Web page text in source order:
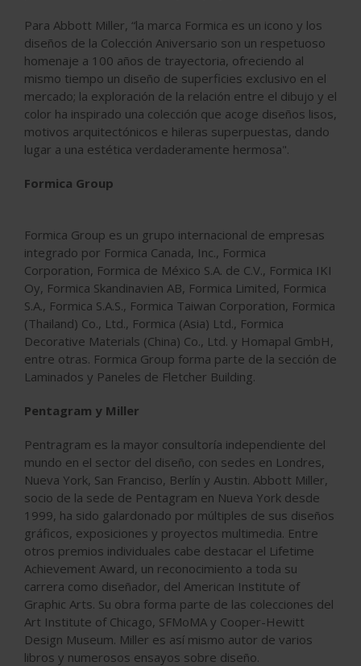
Para Abbott Miller, “la marca Formica es un icono y los
diseños de la Colección Aniversario son un respetuoso
homenaje a 100 años de trayectoria, ofreciendo al
mismo tiempo un diseño de superficies exclusivo en el
mercado; la exploración de la relación entre el dibujo y el
color ha inspirado una colección que acoge diseños lisos,
motivos arquitectónicos e hileras superpuestas, dando
lugar a una estética verdaderamente hermosa".
Formica Group
Formica Group es un grupo internacional de empresas
integrado por Formica Canada, Inc., Formica
Corporation, Formica de México S.A. de C.V., Formica IKI
Oy, Formica Skandinavien AB, Formica Limited, Formica
S.A., Formica S.A.S., Formica Taiwan Corporation, Formica
(Thailand) Co., Ltd., Formica (Asia) Ltd., Formica
Decorative Materials (China) Co., Ltd. y Homapal GmbH,
entre otras. Formica Group forma parte de la sección de
Laminados y Paneles de Fletcher Building.
Pentagram y Miller
Pentragram es la mayor consultoría independiente del
mundo en el sector del diseño, con sedes en Londres,
Nueva York, San Franciso, Berlín y Austin. Abbott Miller,
socio de la sede de Pentagram en Nueva York desde
1999, ha sido galardonado por múltiples de sus diseños
gráficos, exposiciones y proyectos multimedia. Entre
otros premios individuales cabe destacar el Lifetime
Achievement Award, un reconocimiento a toda su
carrera como diseñador, del American Institute of
Graphic Arts. Su obra forma parte de las colecciones del
Art Institute of Chicago, SFMoMA y Cooper-Hewitt
Design Museum. Miller es así mismo autor de varios
libros y numerosos ensayos sobre diseño.